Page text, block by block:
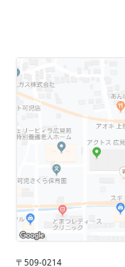
〒509-0214